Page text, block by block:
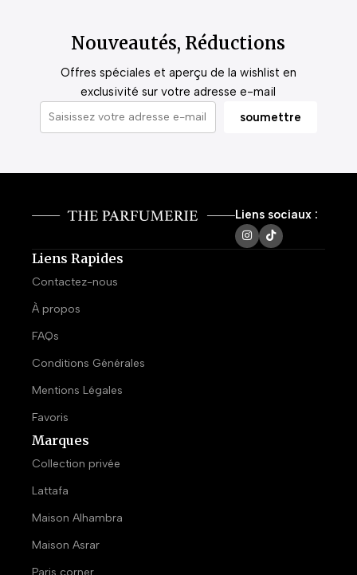
Nouveautés, Réductions
Offres spéciales et aperçu de la wishlist en
exclusivité sur votre adresse e-mail
Liens sociaux :
Liens Rapides
Contactez-nous
À propos
FAQs
Conditions Générales
Mentions Légales
Favoris
Marques
Collection privée
Lattafa
Maison Alhambra
Maison Asrar
Paris corner